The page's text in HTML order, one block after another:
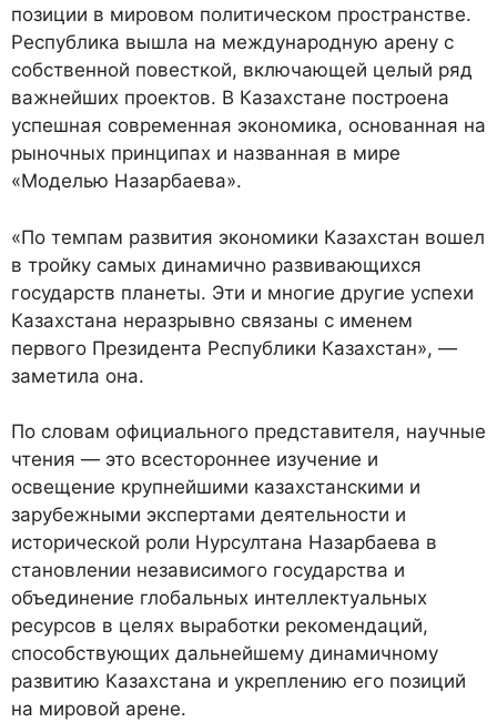
позиции в мировом политическом пространстве.
Республика вышла на международную арену с
собственной повесткой, включающей целый ряд
важнейших проектов. В Казахстане построена
успешная современная экономика, основанная на
рыночных принципах и названная в мире
«Моделью Назарбаева».
«По темпам развития экономики Казахстан вошел
в тройку самых динамично развивающихся
государств планеты. Эти и многие другие успехи
Казахстана неразрывно связаны с именем
первого Президента Республики Казахстан», —
заметила она.
По словам официального представителя, научные
чтения — это всестороннее изучение и
освещение крупнейшими казахстанскими и
зарубежными экспертами деятельности и
исторической роли Нурсултана Назарбаева в
становлении независимого государства и
объединение глобальных интеллектуальных
ресурсов в целях выработки рекомендаций,
способствующих дальнейшему динамичному
развитию Казахстана и укреплению его позиций
на мировой арене.